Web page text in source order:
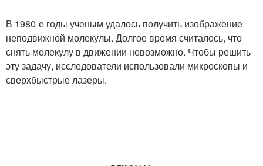
В 1980-е годы ученым удалось получить изображение
неподвижной молекулы. Долгое время считалось, что
снять молекулу в движении невозможно. Чтобы решить
эту задачу, исследователи использовали микроскопы и
сверхбыстрые лазеры.